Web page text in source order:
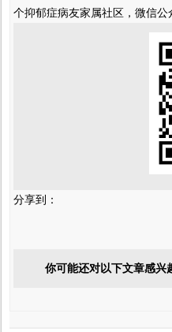
个抑郁症病友家属社区，微信公
分享到：
你可能还对以下文章感兴